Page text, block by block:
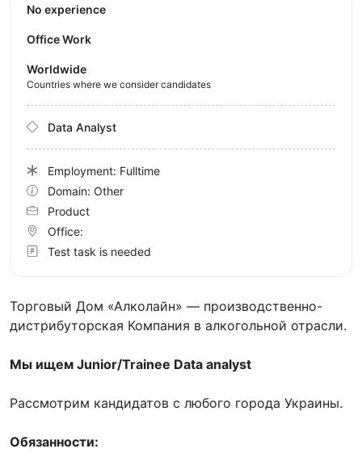
Торговый Дом «Алколайн» — производственно-
дистрибуторская Компания в алкогольной отрасли.
Мы ищем Junior/Trainee Data analyst
Рассмотрим кандидатов с любого города Украины.
Обязанности:
No experience
Office Work
Worldwide
Countries where we consider candidates
Data Analyst
Employment: Fulltime
Domain: Other
Product
Office:
Test task is needed